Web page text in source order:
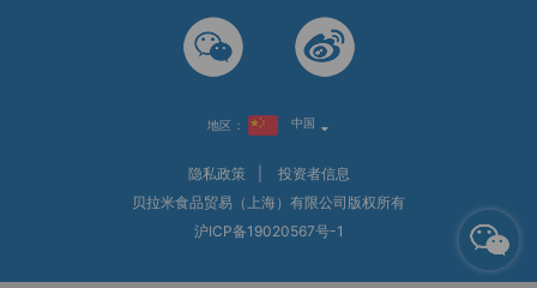
地区： 中国
隐私政策
投资者信息
贝拉米食品贸易（上海）有限公司版权所有
沪ICP备19020567号-1